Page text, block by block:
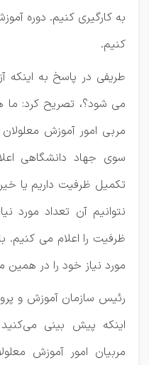
به کارگیری کنیم. دوره
کنیم.
طریفی در پاسخ به اینکه
می شود؟، تصریح کرد: ما
مربی امور آموزش معلولان
سوی جهاد دانشگاهی
تکمیل ظرفیت داریم یا
نتوانیم آن تعداد مورد
ظرفیت را اعلام می کنیم.
مورد نیاز خود را در
رئیس سازمان آموزش و
اینکه پیش بینی
مربیان امور آموزش